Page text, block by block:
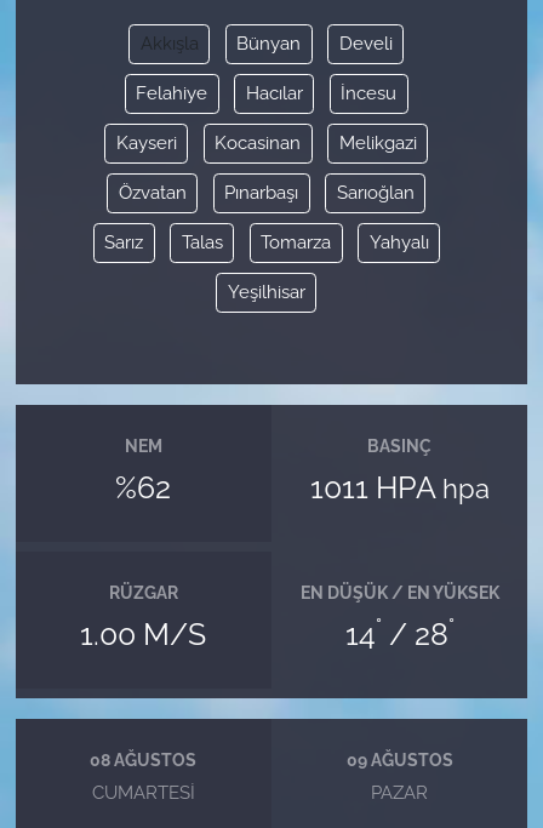
Akkışla Bünyan Develi
Felahiye Hacılar İncesu
Kayseri Kocasinan Melikgazi
Özvatan Pınarbaşı Sarıoğlan
Sarız Talas Tomarza Yahyalı
Yeşilhisar
NEM
%62
BASINÇ
1011 HPA hpa
RÜZGAR
1.00 M/S
EN DÜŞÜK / EN YÜKSEK
14° / 28°
08 AĞUSTOS
CUMARTESI
09 AĞUSTOS
PAZAR